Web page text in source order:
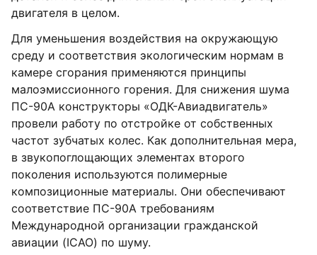
двигателя в целом.
Для уменьшения воздействия на окружающую
среду и соответствия экологическим нормам в
камере сгорания применяются принципы
малоэмиссионного горения. Для снижения шума
ПС-90А конструкторы «ОДК-Авиадвигатель»
провели работу по отстройке от собственных
частот зубчатых колес. Как дополнительная мера,
в звукопоглощающих элементах второго
поколения используются полимерные
композиционные материалы. Они обеспечивают
соответствие ПС-90А требованиям
Международной организации гражданской
авиации (ICAO) по шуму.